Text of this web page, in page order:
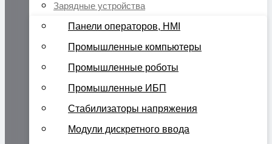
Зарядные устройства
Панели операторов, HMI
Промышленные компьютеры
Промышленные роботы
Промышленные ИБП
Стабилизаторы напряжения
Модули дискретного ввода